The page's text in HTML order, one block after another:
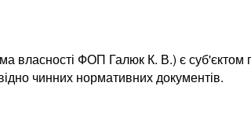
власності ФОП Галюк К. В.) є суб'єктом
чинних нормативних документів.